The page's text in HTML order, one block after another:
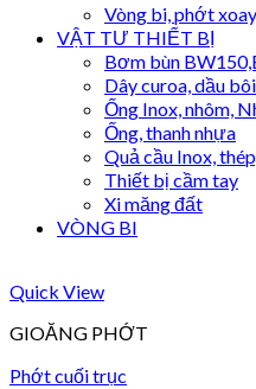
Vòng bi, phớt
VẬT TƯ THIẾT BỊ
Bơm bùn
Dây curoa, dầu
Ống Inox, nhôm,
Ống, thanh nhựa
Quả cầu Inox,
Thiết bị cầm tay
Xi măng đất
VÒNG BI
Quick View
GIOĂNG PHỚT
Phớt cuối trục